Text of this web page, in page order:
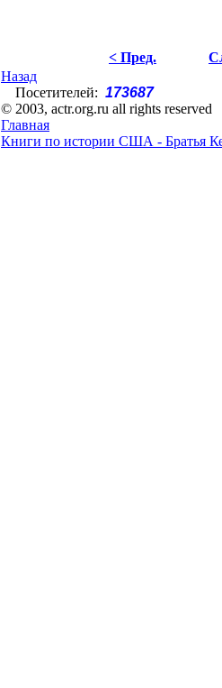
< Пред.
Назад
Посетителей: 173687
© 2003, actr.org.ru all rights reserved
Главная
Книги по истории США - Братья